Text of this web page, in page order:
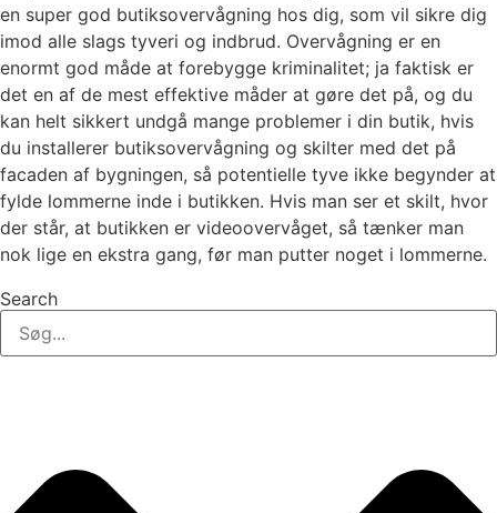
en super god butiksovervågning hos dig, som vil sikre dig
imod alle slags tyveri og indbrud. Overvågning er en
enormt god måde at forebygge kriminalitet; ja faktisk er
det en af de mest effektive måder at gøre det på, og du
kan helt sikkert undgå mange problemer i din butik, hvis
du installerer butiksovervågning og skilter med det på
facaden af bygningen, så potentielle tyve ikke begynder at
fylde lommerne inde i butikken. Hvis man ser et skilt, hvor
der står, at butikken er videoovervåget, så tænker man
nok lige en ekstra gang, før man putter noget i lommerne.
Search